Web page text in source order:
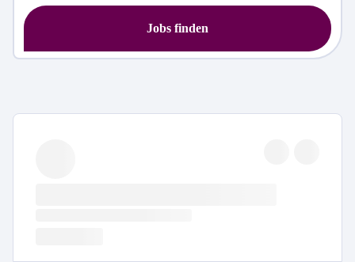
Jobs finden